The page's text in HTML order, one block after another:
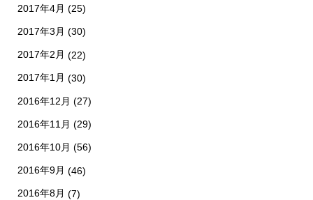
2017年4月 (25)
2017年3月 (30)
2017年2月 (22)
2017年1月 (30)
2016年12月 (27)
2016年11月 (29)
2016年10月 (56)
2016年9月 (46)
2016年8月 (7)